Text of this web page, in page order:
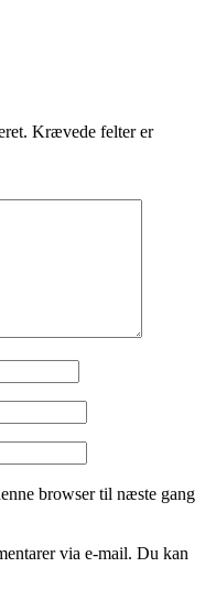
Krævede felter er
browser til næste gang
via e-mail. Du kan